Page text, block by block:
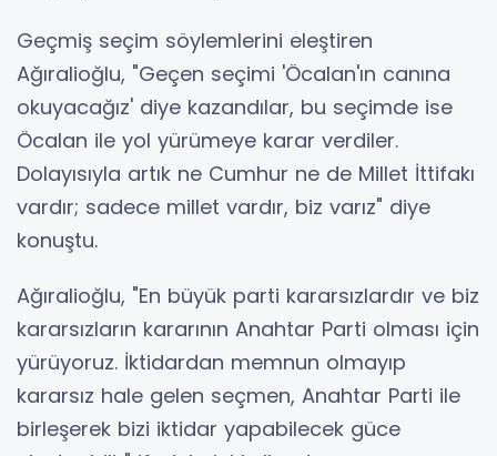
Geçmiş seçim söylemlerini eleştiren
Ağıralioğlu, "Geçen seçimi 'Öcalan'ın canına
okuyacağız' diye kazandılar, bu seçimde ise
Öcalan ile yol yürümeye karar verdiler.
Dolayısıyla artık ne Cumhur ne de Millet İttifakı
vardır; sadece millet vardır, biz varız" diye
konuştu.
Ağıralioğlu, "En büyük parti kararsızlardır ve biz
kararsızların kararının Anahtar Parti olması için
yürüyoruz. İktidardan memnun olmayıp
kararsız hale gelen seçmen, Anahtar Parti ile
birleşerek bizi iktidar yapabilecek güce